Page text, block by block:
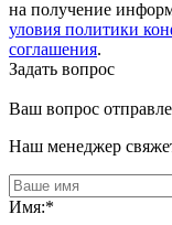
на получение
уловия политики
соглашения.
Задать вопрос
Ваш вопрос
Наш менеджер
Имя:*